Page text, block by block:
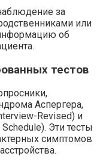
за
или
об
тестов
Аспергера,
Revised) и
Эти тесты
симптомов